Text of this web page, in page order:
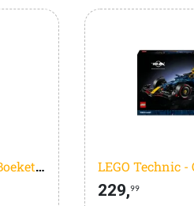
LEGO(R) Botanicals Boeket met Tulpen Bloemendecoratie - 11501
229,99